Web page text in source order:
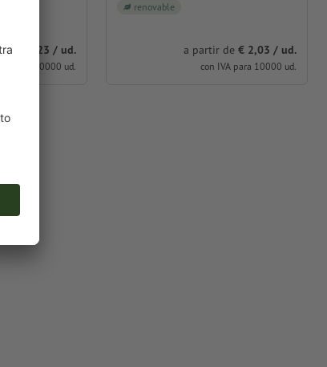
€ 2,23 / ud.
para 10000 ud.
renovable
a partir de € 2,03 / ud.
con IVA para 10000 ud.